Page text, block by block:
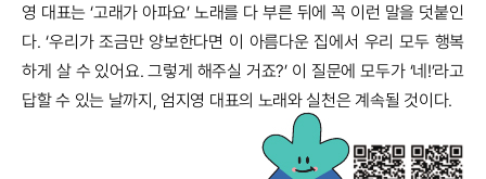
영 대표는 ‘고래가 아파요’ 노래를 다 부른 뒤에 꼭 이런 말을 덧붙인
다. ‘우리가 조금만 양보한다면 이 아름다운 집에서 우리 모두 행복
하게 살 수 있어요. 그렇게 해주실 거죠?’ 이 질문에 모두가 ‘네!’라고
답할 수 있는 날까지, 엄지영 대표의 노래와 실천은 계속될 것이다.